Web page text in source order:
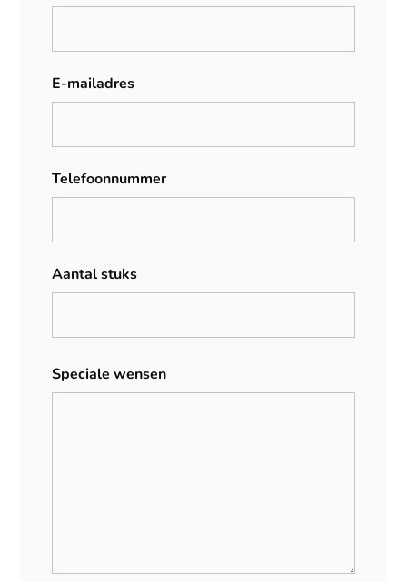
E-mailadres
Telefoonnummer
Aantal stuks
Speciale wensen